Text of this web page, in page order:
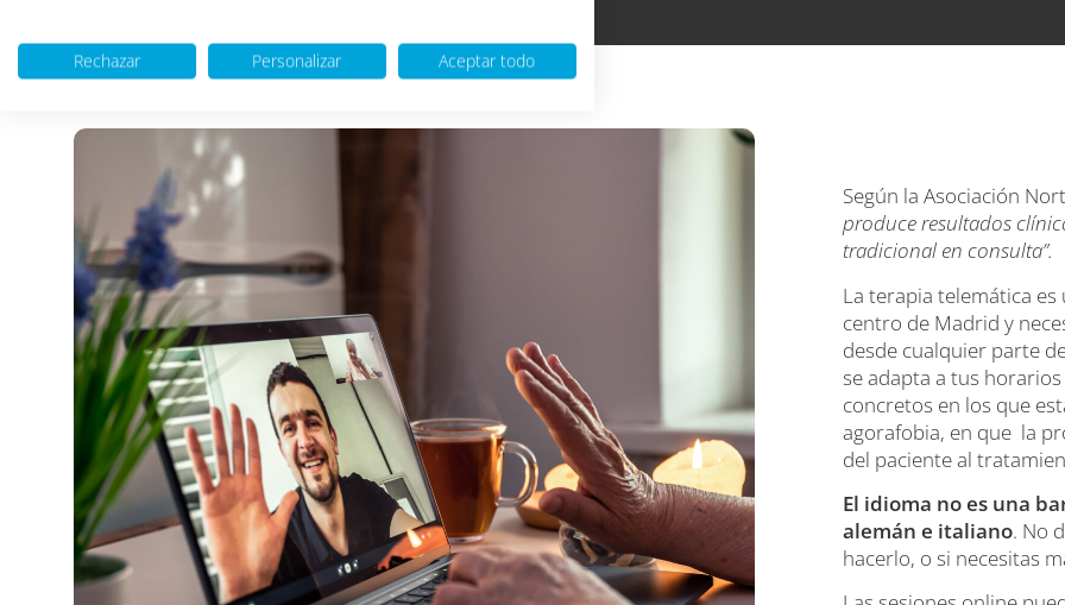
Según la Asociación
produce resultados
tradicional en consulta”.
La terapia telemática
centro de Madrid y
desde cualquier parte
se adapta a tus
concretos en los que
agorafobia, en que la
del paciente al
El idioma no es una
alemán e italiano. No
hacerlo, o si necesitas
Rechazar Personalizar Aceptar todo